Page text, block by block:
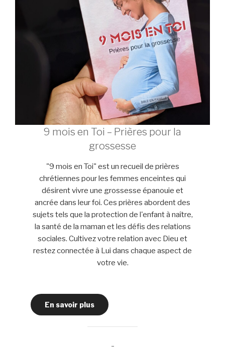
9 mois en Toi – Prières pour la
grossesse
"9 mois en Toi" est un recueil de prières
chrétiennes pour les femmes enceintes qui
désirent vivre une grossesse épanouie et
ancrée dans leur foi. Ces prières abordent des
sujets tels que la protection de l'enfant à naître,
la santé de la maman et les défis des relations
sociales. Cultivez votre relation avec Dieu et
restez connectée à Lui dans chaque aspect de
votre vie.
En savoir plus
-